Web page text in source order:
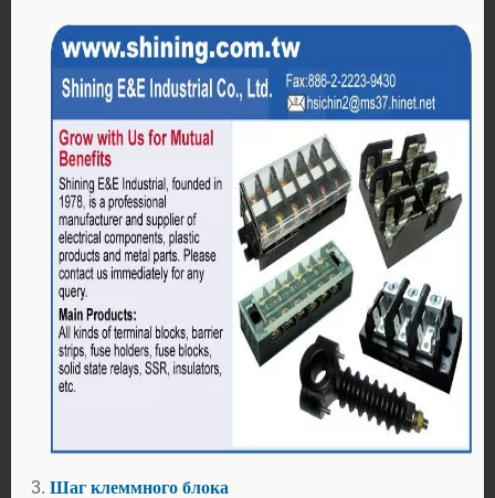
Шаг клеммного блока